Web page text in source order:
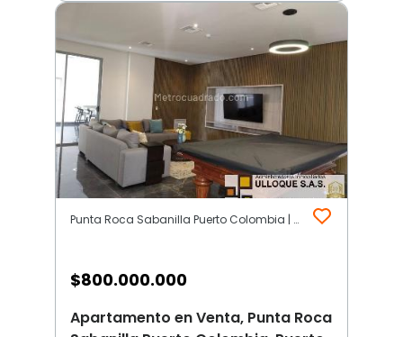
Punta Roca Sabanilla Puerto Colombia | Otros | Puerto Colombia
$800.000.000
Apartamento en Venta, Punta Roca